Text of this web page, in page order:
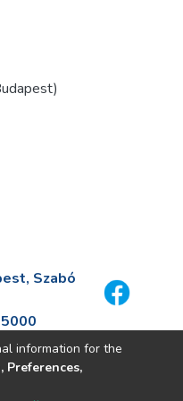
Szabó
information for the
Preferences,